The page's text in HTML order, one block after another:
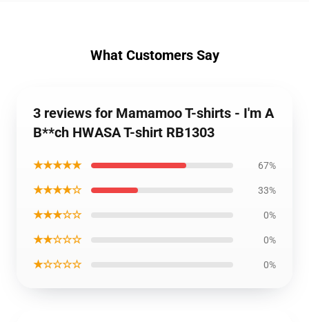
What Customers Say
3 reviews for Mamamoo T-shirts - I'm A
B**ch HWASA T-shirt RB1303
★★★★★ 67%
★★★★☆ 33%
★★★☆☆ 0%
★★☆☆☆ 0%
★☆☆☆☆ 0%